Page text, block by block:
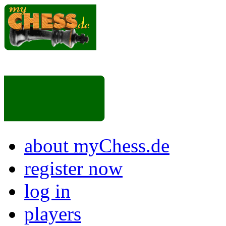
about myChess.de
register now
log in
players